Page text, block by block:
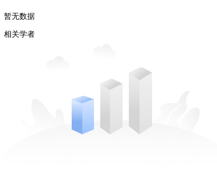
暂无数据
相关学者